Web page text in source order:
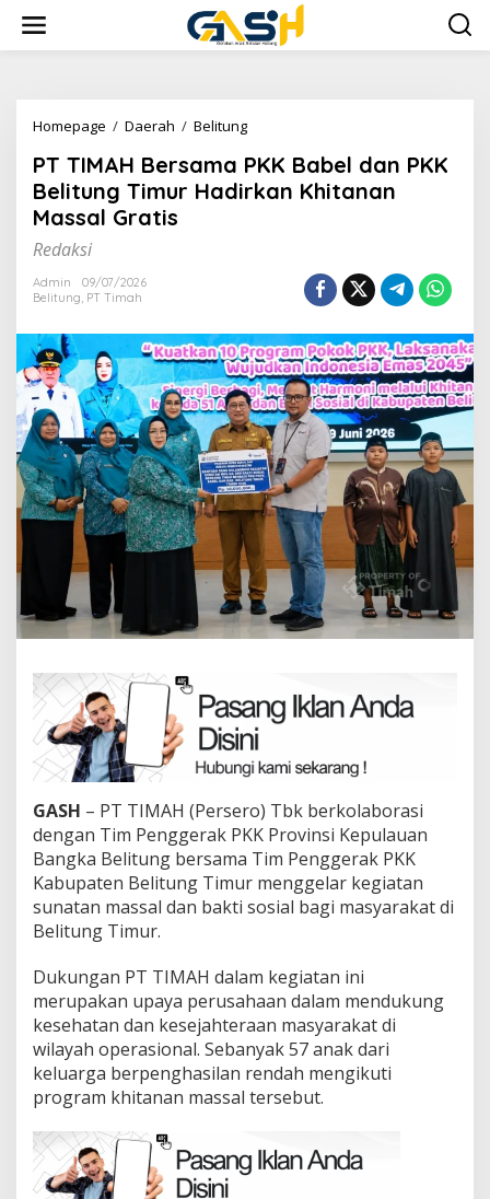
konten
Homepage / Daerah / BelitungPT
Bersama
PKK
Babel
Hadirkan
Massal
Gratis
PT TIMAH Bersama PKK Babel dan PKK
Belitung Timur Hadirkan Khitanan
Massal Gratis
Redaksi
Admin
09/07/2026
Belitung, PT Timah
GASH – PT TIMAH (Persero) Tbk berkolaborasi
dengan Tim Penggerak PKK Provinsi Kepulauan
Bangka Belitung bersama Tim Penggerak PKK
Kabupaten Belitung Timur menggelar kegiatan
sunatan massal dan bakti sosial bagi masyarakat di
Belitung Timur.
Dukungan PT TIMAH dalam kegiatan ini
merupakan upaya perusahaan dalam mendukung
kesehatan dan kesejahteraan masyarakat di
wilayah operasional. Sebanyak 57 anak dari
keluarga berpenghasilan rendah mengikuti
program khitanan massal tersebut.